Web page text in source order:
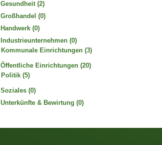
Gesundheit (2)
Großhandel (0)
Handwerk (0)
Industrieunternehmen (0)
Kommunale Einrichtungen (3)
Öffentliche Einrichtungen (20)
Politik (5)
Soziales (0)
Unterkünfte & Bewirtung (0)